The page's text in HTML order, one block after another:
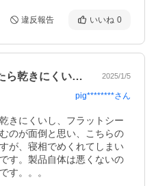
違反報告 いいね 0
ボックスシーツは洗濯したら乾きにくいし… 2025/1/5
pig********さん
きにくいし、フラットシー
のが面倒と思い、こちらの
が、寝相でめくれてしまい
す。製品自体は悪くないの
す。。。